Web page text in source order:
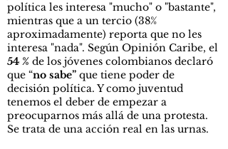
política les interesa "mucho" o "bastante",
mientras que a un tercio (38%
aproximadamente) reporta que no les
interesa "nada". Según Opinión Caribe, el
54 % de los jóvenes colombianos declaró
que “no sabe” que tiene poder de
decisión política. Y como juventud
tenemos el deber de empezar a
preocuparnos más allá de una protesta.
Se trata de una acción real en las urnas.